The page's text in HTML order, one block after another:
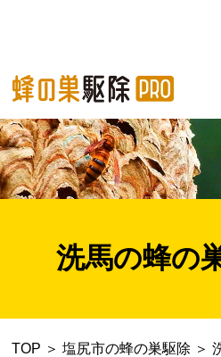
TOP
蜂の巣駆除
蜂の巣駆除
対応エリア
洗馬の蜂の
TOP ＞ 塩尻市の蜂の巣駆除 ＞